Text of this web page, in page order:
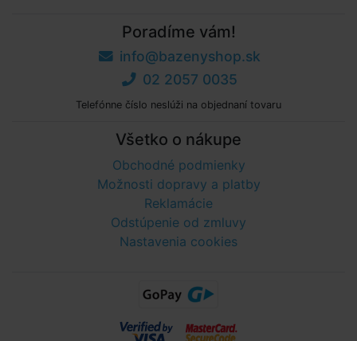
Poradíme vám!
info@bazenyshop.sk
02 2057 0035
Telefónne číslo neslúži na objednaní tovaru
Všetko o nákupe
Obchodné podmienky
Možnosti dopravy a platby
Reklamácie
Odstúpenie od zmluvy
Nastavenia cookies